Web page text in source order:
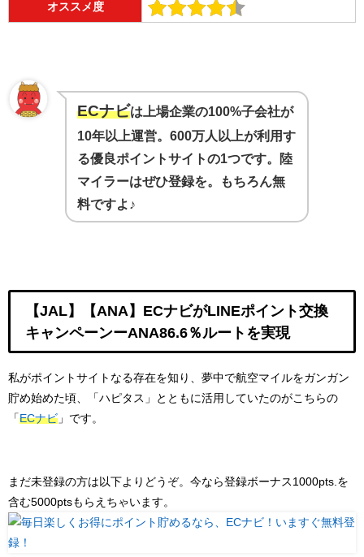
オススメ度
ECナビは上場企業の100%子会社が
10年以上運営。600万人以上が利用す
る優良ポイントサイトの1つです。陸
マイラーはぜひ登録を。もちろん無
料ですよ♪
【JAL】【ANA】ECナビがLINEポイント交換
キャンペーンーANA86.6％ルートを実現
私がポイントサイトなる存在を知り、夢中で航空マイルをガンガン
貯め始めた頃、「ハピタス」とともに活用していたのがこちらの
「 ECナビ 」です。
まだ未登録の方は以下よりどうぞ。今なら登録ボーナス1000pts.を
含む5000ptsもらえちゃいます。